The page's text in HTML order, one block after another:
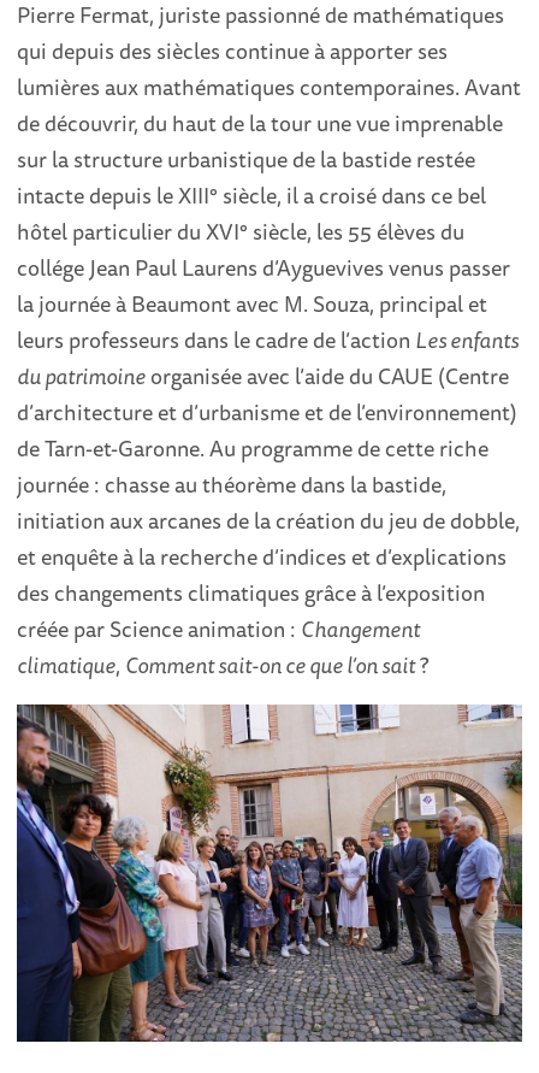
Pierre Fermat, juriste passionné de mathématiques
qui depuis des siècles continue à apporter ses
lumières aux mathématiques contemporaines. Avant
de découvrir, du haut de la tour une vue imprenable
sur la structure urbanistique de la bastide restée
intacte depuis le XIII° siècle, il a croisé dans ce bel
hôtel particulier du XVI° siècle, les 55 élèves du
collége Jean Paul Laurens d’Ayguevives venus passer
la journée à Beaumont avec M. Souza, principal et
leurs professeurs dans le cadre de l’action Les enfants
du patrimoineorganisée avec l’aide du CAUE (Centre
d’architecture et d’urbanisme et de l’environnement)
de Tarn-et-Garonne. Au programme de cette riche
journée : chasse au théorème dans la bastide,
initiation aux arcanes de la création du jeu de dobble,
et enquête à la recherche d’indices et d’explications
des changements climatiques grâce à l’exposition
créée par Science animation : Changement
climatique, Comment sait-on ce que l’on sait?